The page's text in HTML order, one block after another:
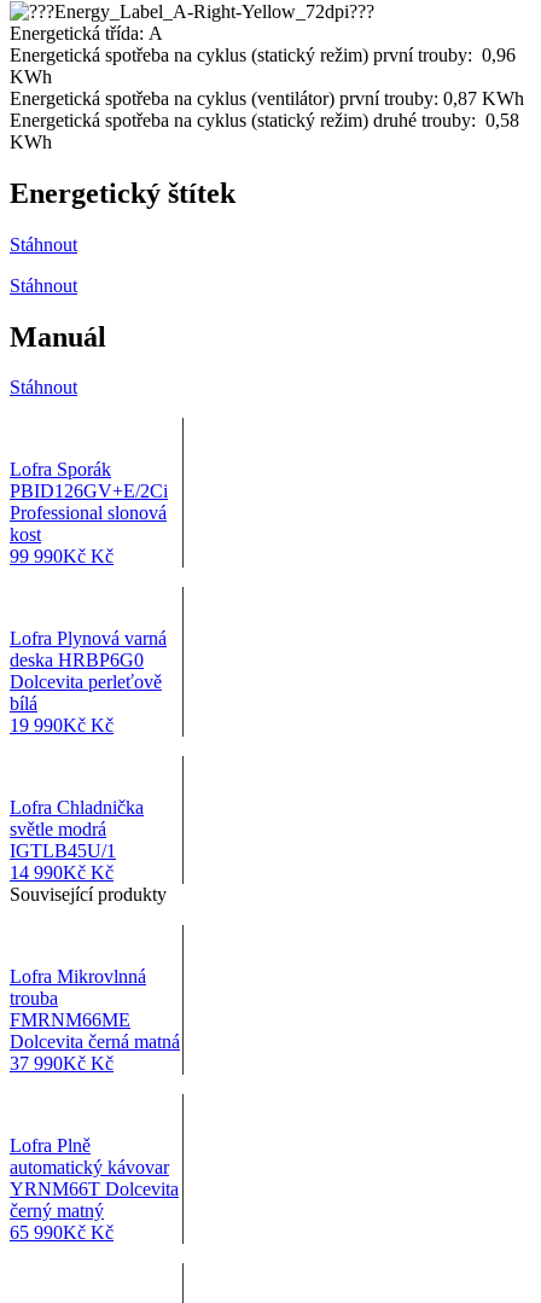
Energetická třída: A
Energetická spotřeba na cyklus (statický režim) první trouby: 0,96
KWh
Energetická spotřeba na cyklus (ventilátor) první trouby: 0,87 KWh
Energetická spotřeba na cyklus (statický režim) druhé trouby: 0,58
KWh
Energetický štítek
Stáhnout
Stáhnout
Manuál
Stáhnout
Lofra Sporák
PBID126GV+E/2Ci
Professional slonová
kost
99 990Kč Kč
Lofra Plynová varná
deska HRBP6G0
Dolcevita perleťově
bílá
19 990Kč Kč
Lofra Chladnička
světle modrá
IGTLB45U/1
14 990Kč Kč
Související produkty
Lofra Mikrovlnná
trouba
FMRNM66ME
Dolcevita černá matná
37 990Kč Kč
Lofra Plně
automatický kávovar
YRNM66T Dolcevita
černý matný
65 990Kč Kč